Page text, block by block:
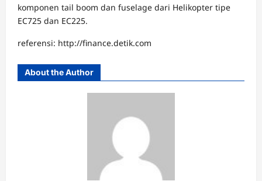
komponen tail boom dan fuselage dari Helikopter tipe
EC725 dan EC225.
referensi: http://finance.detik.com
About the Author